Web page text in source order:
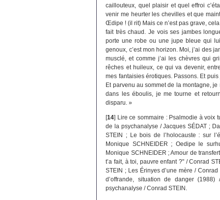
caillouteux, quel plaisir et quel effroi
venir me heurter les chevilles et que
Œdipe ! (il rit) Mais ce n’est pas grave,
fait très chaud. Je vois ses jambes
porte une robe ou une jupe bleue qui
genoux, c’est mon horizon. Moi, j’ai des
musclé, et comme j’ai les chèvres qui
rêches et huileux, ce qui va devenir,
mes fantaisies érotiques. Passons. Et
Et parvenu au sommet de la montagne,
dans les éboulis, je me tourne et
disparu. »
[14] Lire ce sommaire : Psalmodie à voix
de la psychanalyse / Jacques SÉDAT ;
STEIN ; Le bois de l’holocauste : sur
Monique SCHNEIDER ; Oedipe le
Monique SCHNEIDER ; Amour de
t’a fait, à toi, pauvre enfant ?" / Conrad
STEIN ; Les Érinyes d’une mère /
d’offrande, situation de danger
psychanalyse / Conrad STEIN.